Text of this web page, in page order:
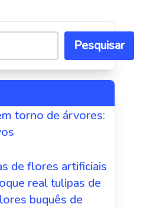
Pesquisar
torno de árvores:
de flores artificiais
real tulipas de
buquês de